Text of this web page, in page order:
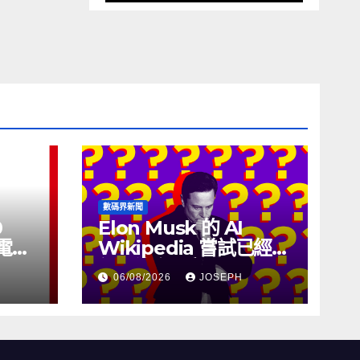
線
數碼界新聞
Elon Musk 的 AI
Wikipedia 嘗試已經幾
個月沒有更新了
06/08/2026 JOSEPH